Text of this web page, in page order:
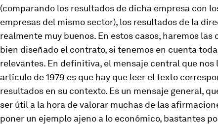
(comparando los resultados de dicha empresa con
empresas del mismo sector), los resultados de la
realmente muy buenos. En estos casos, haremos las
bien diseñado el contrato, si tenemos en cuenta
relevantes. En definitiva, el mensaje central que nos
artículo de 1979 es que hay que leer el texto
resultados en su contexto. Es un mensaje general,
ser útil a la hora de valorar muchas de las
poner un ejemplo ajeno a lo económico, bastantes